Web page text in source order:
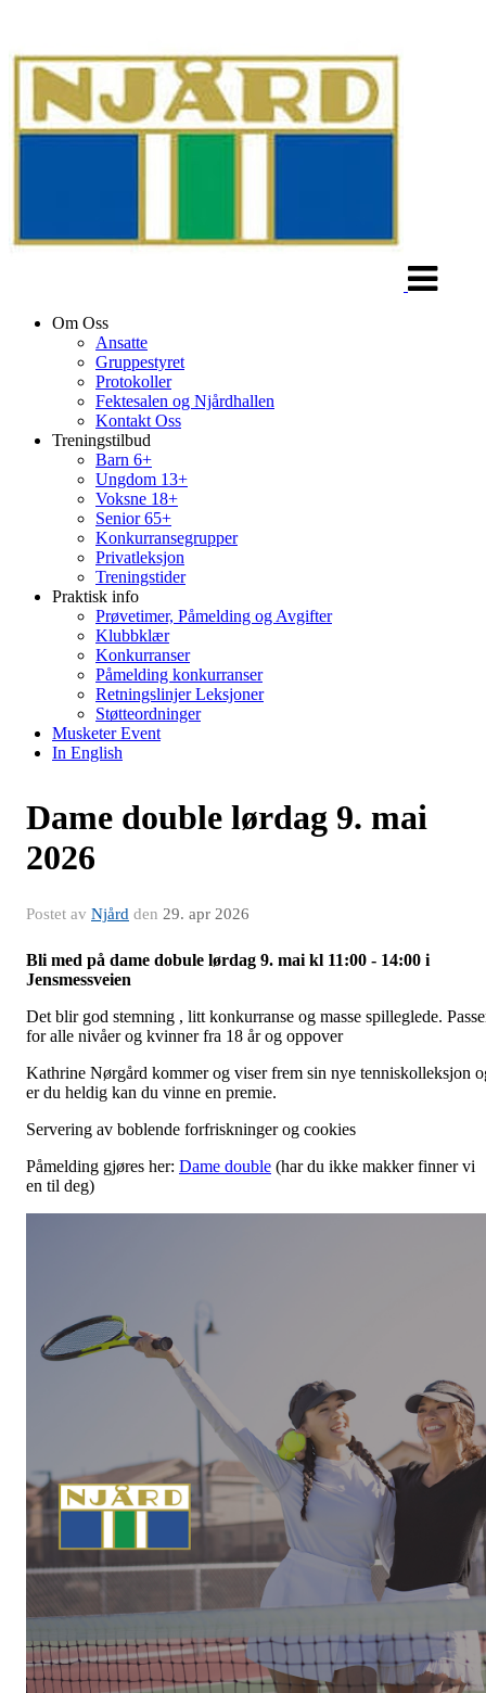
Om Oss
Ansatte
Gruppestyret
Protokoller
Fektesalen og Njårdhallen
Kontakt Oss
Treningstilbud
Barn 6+
Ungdom 13+
Voksne 18+
Senior 65+
Konkurransegrupper
Privatleksjon
Treningstider
Praktisk info
Prøvetimer, Påmelding og Avgifter
Klubbklær
Konkurranser
Påmelding konkurranser
Retningslinjer Leksjoner
Støtteordninger
Musketer Event
In English
Dame double lørdag 9. mai
2026
Postet av Njård den 29. apr 2026
Bli med på dame dobule lørdag 9. mai kl 11:00 - 14:00 i
Jensmessveien
Det blir god stemning , litt konkurranse og masse spilleglede.
for alle nivåer og kvinner fra 18 år og oppover
Kathrine Nørgård kommer og viser frem sin nye tenniskolleksjon
er du heldig kan du vinne en premie.
Servering av boblende forfriskninger og cookies
Påmelding gjøres her: Dame double (har du ikke makker finner vi
en til deg)